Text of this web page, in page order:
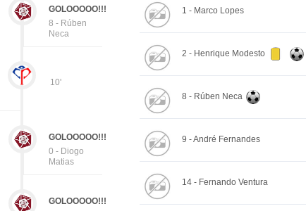
GOLOOOOO!!!
8 - Rúben
Neca
10'
GOLOOOOO!!!
0 - Diogo
Matias
GOLOOOOO!!!
1 - Marco Lopes
2 - Henrique Modesto
8 - Rúben Neca
9 - André Fernandes
14 - Fernando Ventura